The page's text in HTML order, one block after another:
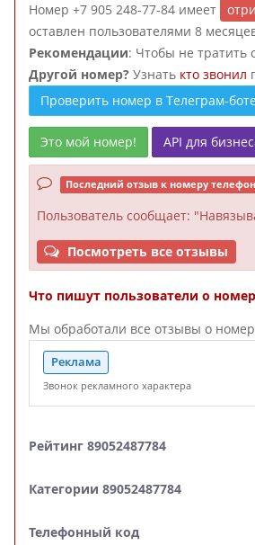
Номер +7 905 248-77-84 имеет
оставлен пользователями 8
Рекомендации: Чтобы не тратить
Другой номер? Узнать кто звонил
Проверить номер в Телеграм-боте
Это мой номер! API для
Последний отзыв к номеру
Пользователь сообщает:
Посмотреть все отзывы
Что пишут пользователи о
Мы обработали все отзывы о
Реклама
Звонок рекламного характера
Рейтинг 89052487784
Категории 89052487784
Телефонный код